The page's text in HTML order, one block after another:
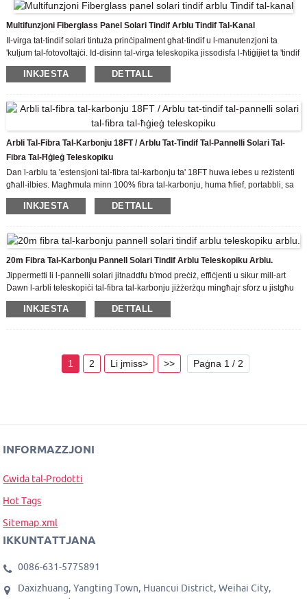
Multifunzjoni Fiberglass Panel Solari Tindif Arblu Tindif Tal-Kanal
Il-virga tat-tindif solari tintuża prinċipalment għat-tindif u l-manutenzjoni ta
'kuljum tal-fotovoltajċi. Id-disinn tal-virga teleskopika jissodisfa l-ħtiġijiet ta 'tindif
fuq distanzi twal u fuq skala kbira, li huwa sigur u affidabbli.
INKJESTA DETTALL
Arbli Tal-Fibra Tal-Karbonju 18FT / Arblu Tat-Tindif Tal-Pannelli Solari Tal-
Fibra Tal-Ħġieġ Teleskopiku
Dan l-arblu ta 'estensjoni tal-fibra tal-karbonju ta' 18FT huwa iebes u reżistenti
għall-ilbies. Magħmula minn 100% fibra tal-karbonju, huma ħfief, portabbli, sa
ħamsa tal-piż tal-azzar u ħafna drabi aktar b'saħħithom, arbli teleskopiċi tal-
fibra tal-karbonju huma idealment
INKJESTA DETTALL
20m Fibra Tal-Karbonju Pannell Solari Tindif Arblu Teleskopiku Arblu.
Jippermetti li l-pannelli solari jitnaddfu b'mod preċiż, effiċjenti u sikur mill-art
Dawn l-arbli teleskopiċi tal-fibra tal-karbonju jiżżerżqu mingħajr sforz u jistgħu
jissakkru fi kwalunkwe tul, faċli biex jintużaw, faċli biex iġorru u faċli biex
tinħażen.INKJESTA DETTALL
1 2 Li jmiss> >> Paġna 1 / 2
INFORMAZZJONI
Gwida tal-Prodotti
Hot Tags
Sitemap.xml
IKKUNTATTJANA
0086-631-5775891
Daxizhuang, Yangting Town, Huancui District, Weihai City,